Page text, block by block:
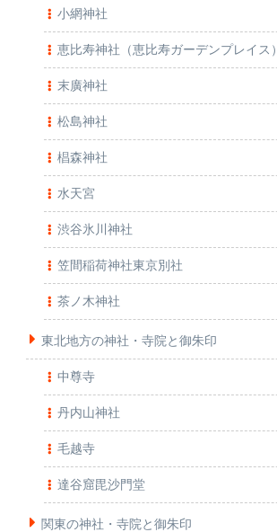
小網神社
恵比寿神社（恵比寿ガーデンプレイス）
末廣神社
松島神社
椙森神社
水天宮
渋谷氷川神社
笠間稲荷神社東京別社
茶ノ木神社
東北地方の神社・寺院と御朱印
中尊寺
丹内山神社
毛越寺
達谷窟毘沙門堂
関東の神社・寺院と御朱印